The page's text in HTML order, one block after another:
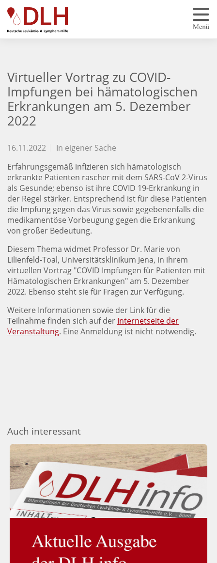
Zum Hauptinhalt springen
Virtueller Vortrag zu COVID-
Impfungen bei hämatologischen
Erkrankungen am 5. Dezember
2022
16.11.2022
In eigener Sache
Erfahrungsgemäß infizieren sich hämatologisch
erkrankte Patienten rascher mit dem SARS-CoV 2-Virus
als Gesunde; ebenso ist ihre COVID 19-Erkrankung in
der Regel stärker. Entsprechend ist für diese Patienten
die Impfung gegen das Virus sowie gegebenenfalls die
medikamentöse Vorbeugung gegen die Erkrankung
von großer Bedeutung.
Diesem Thema widmet Professor Dr. Marie von
Lilienfeld-Toal, Universitätsklinikum Jena, in ihrem
virtuellen Vortrag "COVID Impfungen für Patienten mit
Hämatologischen Erkrankungen" am 5. Dezember
2022. Ebenso steht sie für Fragen zur Verfügung.
Weitere Informationen sowie der Link für die
Teilnahme finden sich auf der Internetseite der
Veranstaltung. Eine Anmeldung ist nicht notwendig.
Auch interessant